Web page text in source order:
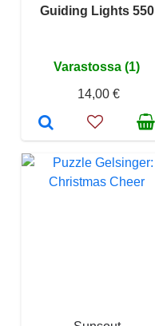
Guiding Lights 550
Varastossa (1)
14,00 €